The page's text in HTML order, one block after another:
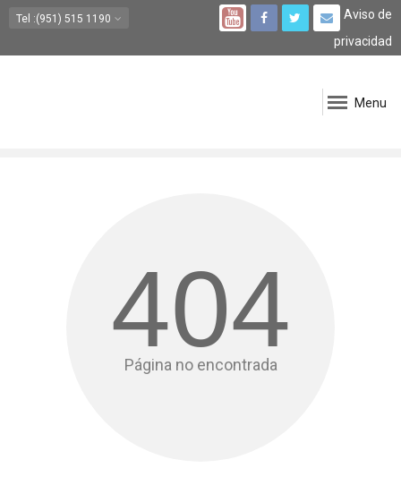
Tel :(951) 515 1190
Aviso de
privacidad
Menu
404
Página no encontrada